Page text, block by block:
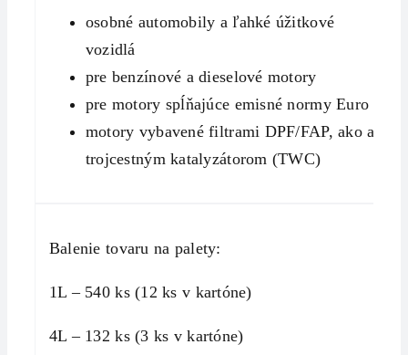
osobné automobily a ľahké úžitkové
vozidlá
pre benzínové a dieselové motory
pre motory spĺňajúce emisné normy Euro 6
motory vybavené filtrami DPF/FAP, ako aj
trojcestným katalyzátorom (TWC)
Balenie tovaru na palety:
1L – 540 ks (12 ks v kartóne)
4L – 132 ks (3 ks v kartóne)